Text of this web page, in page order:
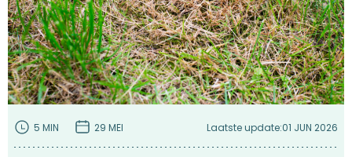
5 MIN 29 MEI Laatste update:01 JUN 2026